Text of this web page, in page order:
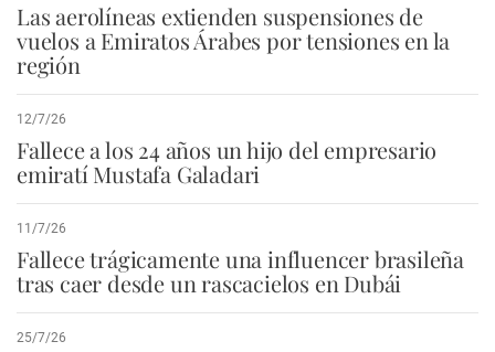
Las aerolíneas extienden suspensiones de
vuelos a Emiratos Árabes por tensiones en la
región
12/7/26
Fallece a los 24 años un hijo del empresario
emiratí Mustafa Galadari
11/7/26
Fallece trágicamente una influencer brasileña
tras caer desde un rascacielos en Dubái
25/7/26